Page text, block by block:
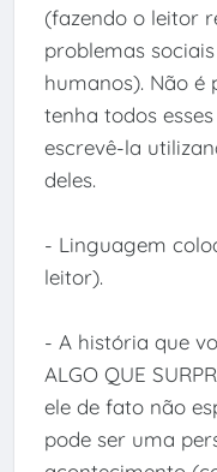
(fazendo o leitor
problemas
humanos). Não é
tenha todos
escrevê-la
deles.
- Linguagem
leitor).
- A história que
ALGO QUE
ele de fato não
pode ser uma